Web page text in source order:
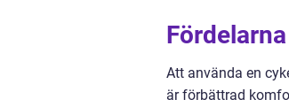
Att använda en
är förbättrad